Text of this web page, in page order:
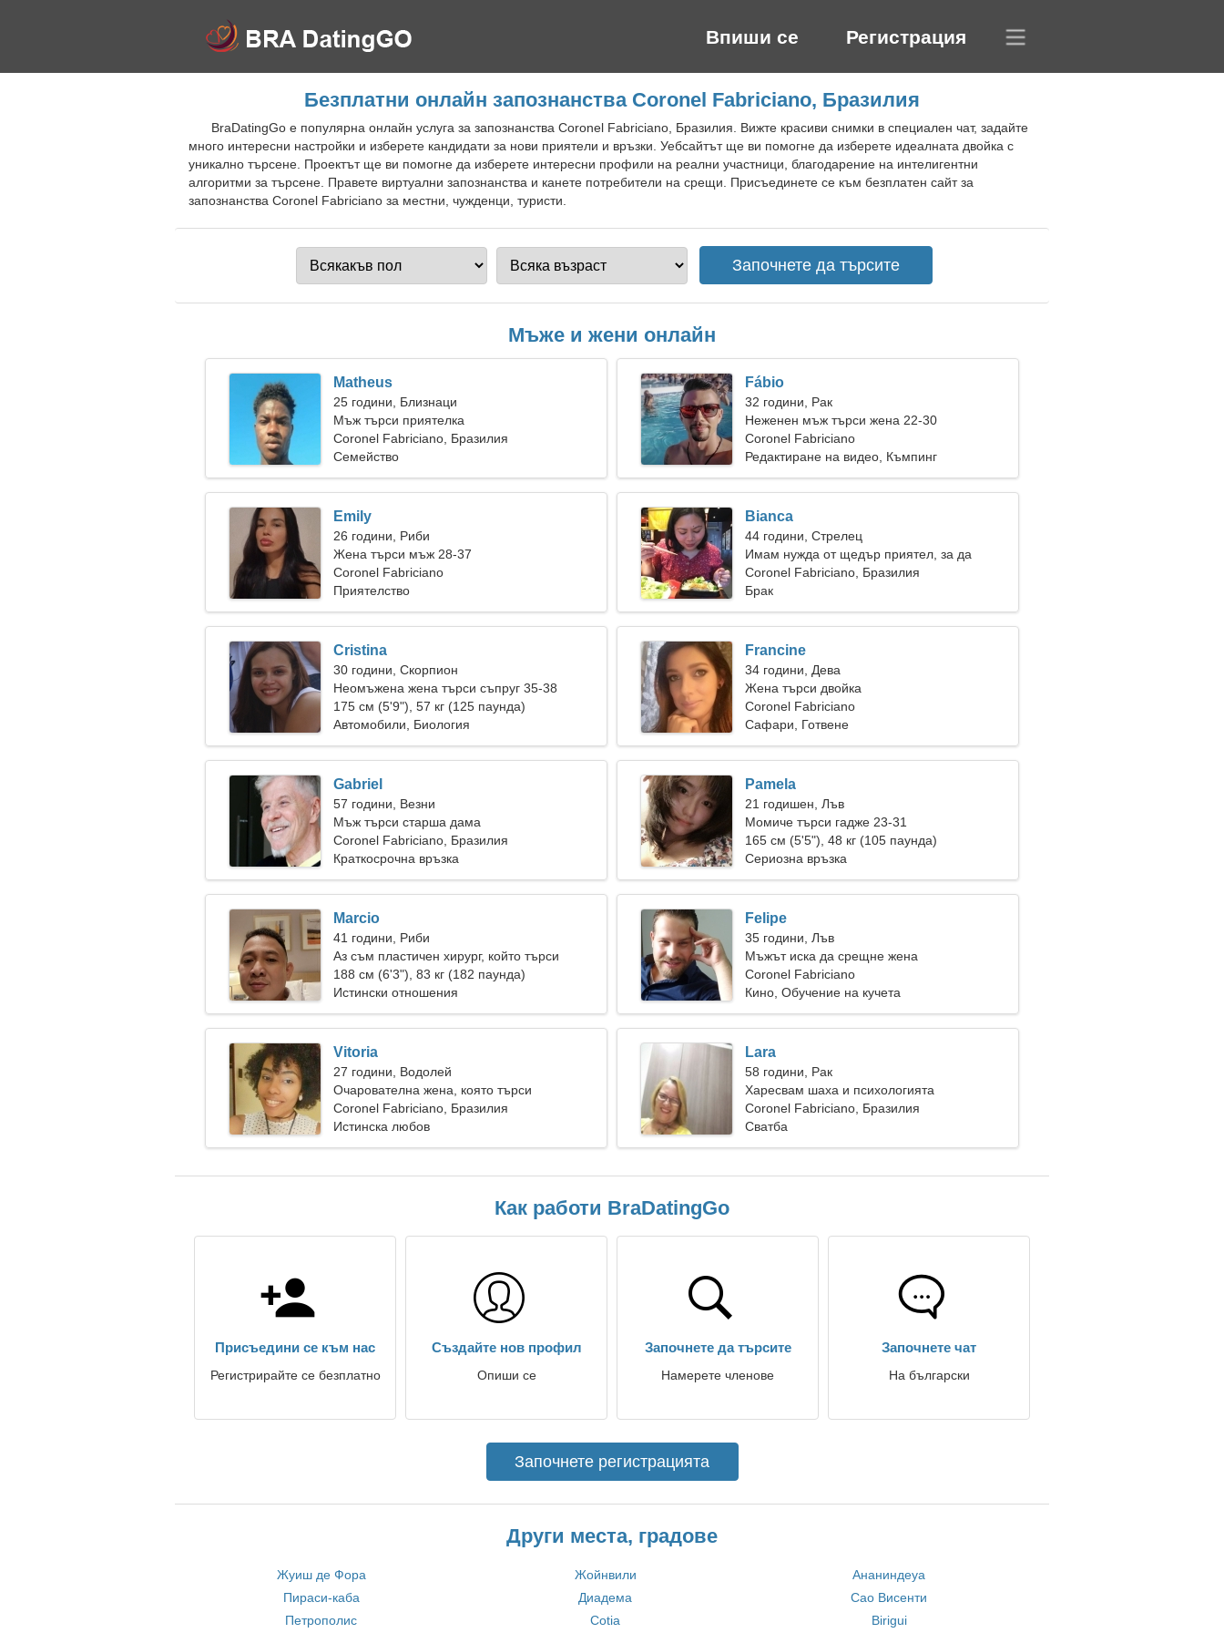
Впиши се Регистрация
Безплатни онлайн запознанства Coronel Fabriciano, Бразилия
BraDatingGo е популярна онлайн услуга за запознанства Coronel Fabriciano, Бразилия. Вижте красиви снимки в специален чат, задайте
много интересни настройки и изберете кандидати за нови приятели и връзки. Уебсайтът ще ви помогне да изберете идеалната двойка с
уникално търсене. Проектът ще ви помогне да изберете интересни профили на реални участници, благодарение на интелигентни
алгоритми за търсене. Правете виртуални запознанства и канете потребители на срещи. Присъединете се към безплатен сайт за
запознанства Coronel Fabriciano за местни, чужденци, туристи.
Мъже и жени онлайн
Matheus
25 години, Близнаци
Мъж търси приятелка
Coronel Fabriciano, Бразилия
Семейство
Fábio
32 години, Рак
Неженен мъж търси жена 22-30
Coronel Fabriciano
Редактиране на видео, Къмпинг
Emily
26 години, Риби
Жена търси мъж 28-37
Coronel Fabriciano
Приятелство
Bianca
44 години, Стрелец
Имам нужда от щедър приятел, за да
пътувам
Coronel Fabriciano, Бразилия
Брак
Cristina
30 години, Скорпион
Неомъжена жена търси съпруг 35-38
175 см (5'9"), 57 кг (125 паунда)
Автомобили, Биология
Francine
34 години, Дева
Жена търси двойка
Coronel Fabriciano
Сафари, Готвене
Gabriel
57 години, Везни
Мъж търси старша дама
Coronel Fabriciano, Бразилия
Краткосрочна връзка
Pamela
21 годишен, Лъв
Момиче търси гадже 23-31
165 см (5'5"), 48 кг (105 паунда)
Сериозна връзка
Marcio
41 години, Риби
Аз съм пластичен хирург, който търси
перфектната жена
188 см (6'3"), 83 кг (182 паунда)
Истински отношения
Felipe
35 години, Лъв
Мъжът иска да срещне жена
Coronel Fabriciano
Кино, Обучение на кучета
Vitoria
27 години, Водолей
Очарователна жена, която търси
истинската любов
Coronel Fabriciano, Бразилия
Истинска любов
Lara
58 години, Рак
Харесвам шаха и психологията
Coronel Fabriciano, Бразилия
Сватба
Как работи BraDatingGo
Присъедини се към нас
Регистрирайте се безплатно
Създайте нов профил
Опиши се
Започнете да търсите
Намерете членове
Започнете чат
На български
Започнете регистрацията
Други места, градове
Жуиш дe Фора Жойнвили
Ананиндеуа
Пираси-каба
Диадема
Сао Висенти
Петрополис
Cotia Birigui